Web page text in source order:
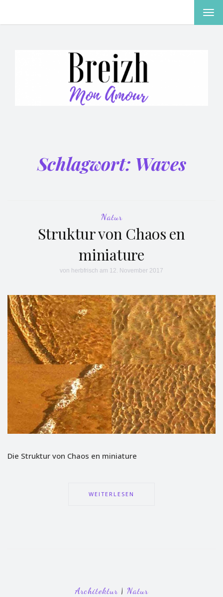
Schlagwort: Waves
Natur
Struktur von Chaos en
miniature
von herbfrisch am 12. November 2017
Die Struktur von Chaos en miniature
WEITERLESEN
Architektur| Natur